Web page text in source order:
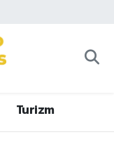
Turizm